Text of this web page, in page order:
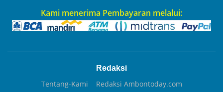
Kami menerima Pembayaran melalui:
Redaksi
Tentang-Kami
Redaksi Ambontoday.com